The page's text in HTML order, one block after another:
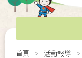
首頁 活動報導